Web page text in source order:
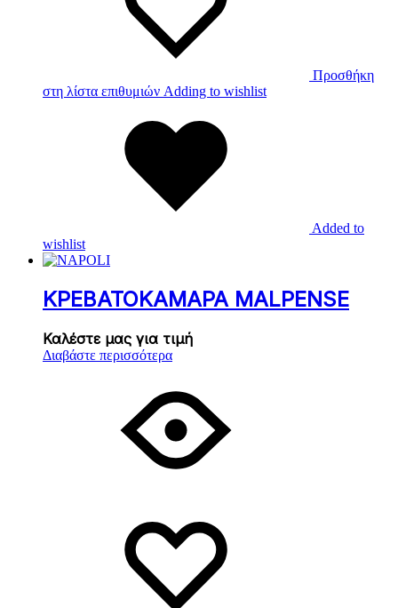
Προσθήκη
στη λίστα επιθυμιών Adding to wishlist
Added to
wishlist
ΚΡΕΒΑΤΟΚΑΜΑΡΑ MALPENSE
Καλέστε μας για τιμή
Διαβάστε περισσότερα